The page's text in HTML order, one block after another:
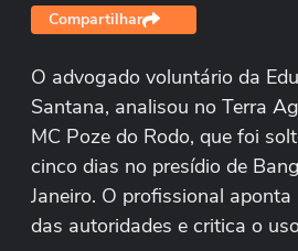
Compartilhar
O advogado voluntário da
Santana, analisou no Terra
MC Poze do Rodo, que foi
cinco dias no presídio de
Janeiro. O profissional
das autoridades e critica o